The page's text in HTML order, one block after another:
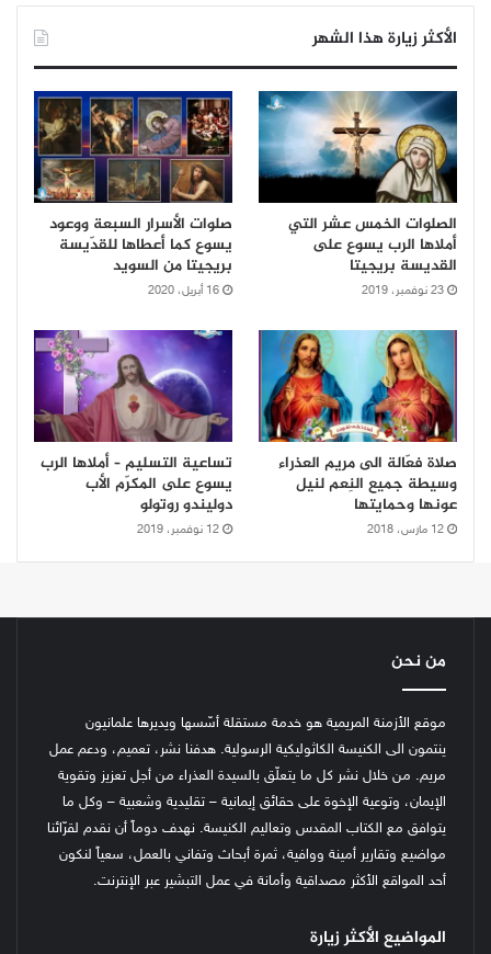
الأكثر زيارة هذا الشهر
الصلوات الخمس عشر التي
أملاها الرب يسوع على
القديسة بريجيتا
23 نوفمبر، 2019
صلوات الأسرار السبعة ووعود
يسوع كما أعطاها للقدّيسة
بريجيتا من السويد
16 أبريل، 2020
صلاة فعّالة الى مريم العذراء
وسيطة جميع النِعم لنيل
عونها وحمايتها
12 مارس، 2018
تساعية التسليم – أملاها الرب
يسوع على المكرّم الأب
دوليندو روتولو
12 نوفمبر، 2019
من نحن
موقع الأزمنة المريمية هو خدمة مستقلة أسّسها ويديرها علمانيون
ينتمون الى الكنيسة الكاثوليكية الرسولية. هدفنا نشر، تعميم، ودعم عمل
مريم. من خلال نشر كل ما يتعلّق بالسيدة العذراء من أجل تعزيز وتقوية
الإيمان، وتوعية الإخوة على حقائق إيمانية – تقليدية وشعبية – وكل ما
يتوافق مع الكتاب المقدس وتعاليم الكنيسة. نهدف دوماً أن نقدم لقرّائنا
مواضيع وتقارير أمينة ووافية، ثمرة أبحاث وتفاني بالعمل، سعياً لنكون
أحد المواقع الأكثر مصداقية وأمانة في عمل التبشير عبر الإنترنت.
المواضيع الأكثر زيارة